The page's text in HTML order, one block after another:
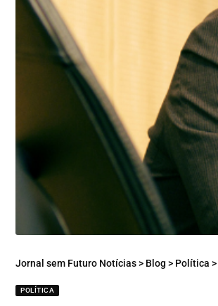
Jornal sem Futuro Notícias> Blog > Política >
POLÍTICA